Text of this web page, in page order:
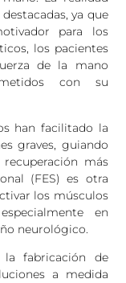
ya que
para los
los pacientes
de la mano
con su
han facilitado la
graves, guiando
más
(FES) es otra
los músculos
en
neurológico.
fabricación de
a medida